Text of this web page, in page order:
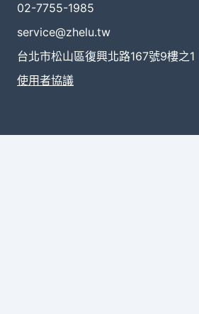
02-7755-1985
service@zhelu.tw
台北市松山區復興北路167號9樓之1
使用者協議